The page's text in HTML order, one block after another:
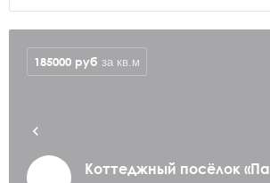
Коттеджный посёлок
185000 руб за кв.м